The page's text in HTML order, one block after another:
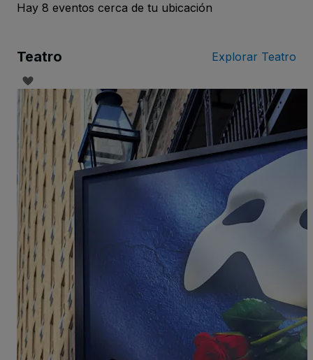
Hay 8 eventos cerca de tu ubicación
Teatro Explorar Teatro